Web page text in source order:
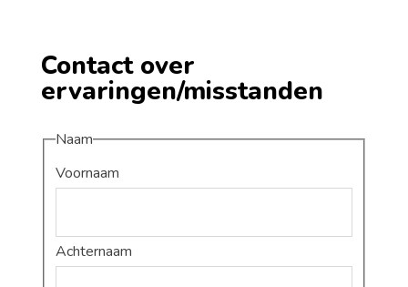
Contact over
ervaringen/misstanden
Naam
Voornaam
Achternaam